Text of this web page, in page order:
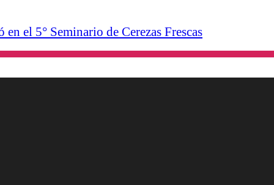
el 5° Seminario de Cerezas Frescas